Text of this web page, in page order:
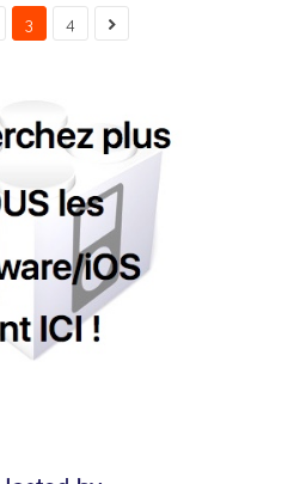
3 4